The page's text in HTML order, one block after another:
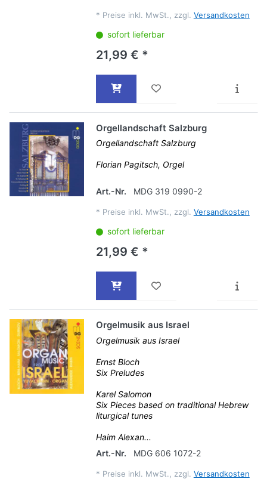
* Preise inkl. MwSt., zzgl. Versandkosten
sofort lieferbar
21,99 € *
Orgellandschaft Salzburg
Orgellandschaft Salzburg
Florian Pagitsch, Orgel
Art.-Nr. MDG 319 0990-2
* Preise inkl. MwSt., zzgl. Versandkosten
sofort lieferbar
21,99 € *
Orgelmusik aus Israel
Orgelmusik aus Israel
Ernst Bloch
Six Preludes
Karel Salomon
Six Pieces based on traditional Hebrew
liturgical tunes
Haim Alexan...
Art.-Nr.
MDG 606 1072-2
* Preise inkl. MwSt., zzgl. Versandkosten